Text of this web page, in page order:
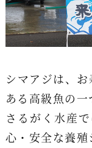
シマアジは、
ある高級魚の一
さるがく水産
心・安全な養殖